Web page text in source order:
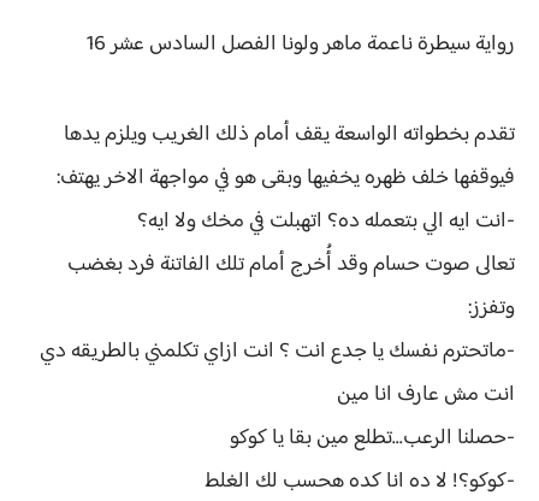
روايةسيطرة ناعمة ماهر ولونا الفصل السادس عشر 16
تقدم بخطواته الواسعة يقف أمام ذلك الغريب ويلزم يدها
فيوقفها خلف ظهره يخفيها وبقى هو في مواجهة الاخر يهتف:
-انت ايه الي بتعمله ده؟ اتهبلت في مخك ولا ايه؟
تعالى صوت حسام وقد أُخرج أمام تلك الفاتنة فرد بغضب
وتفزز:
-ماتحترم نفسك يا جدع انت ؟ انت ازاي تكلمني بالطريقه دي
انت مش عارف انا مين
-حصلنا الرعب...تطلع مين بقا يا كوكو
-كوكو؟! لا ده انا كده هحسب لك الغلط